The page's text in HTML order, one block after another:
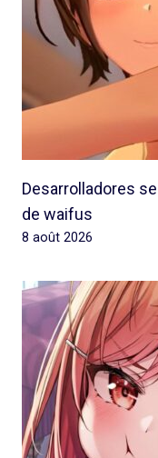
Desarrolladores
de waifus
8 août 2026